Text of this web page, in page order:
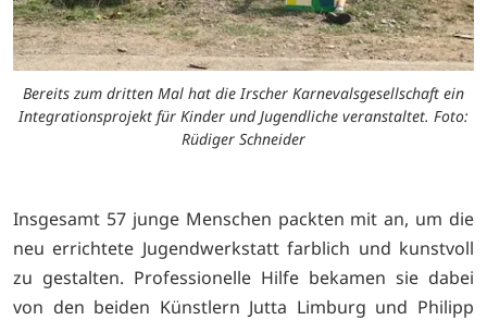
Bereits zum dritten Mal hat die Irscher Karnevalsgesellschaft ein
Integrationsprojekt für Kinder und Jugendliche veranstaltet. Foto:
Rüdiger Schneider
Insgesamt 57 junge Menschen packten mit an, um die
neu errichtete Jugendwerkstatt farblich und kunstvoll
zu gestalten. Professionelle Hilfe bekamen sie dabei
von den beiden Künstlern Jutta Limburg und Philipp